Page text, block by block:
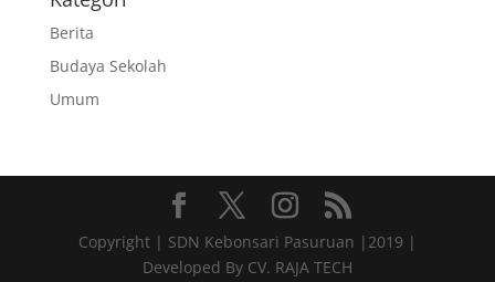
Berita
Budaya Sekolah
Umum
Copyright | SDN Kebonsari Pasuruan |2019 |
Developed By CV. RAJA TECH